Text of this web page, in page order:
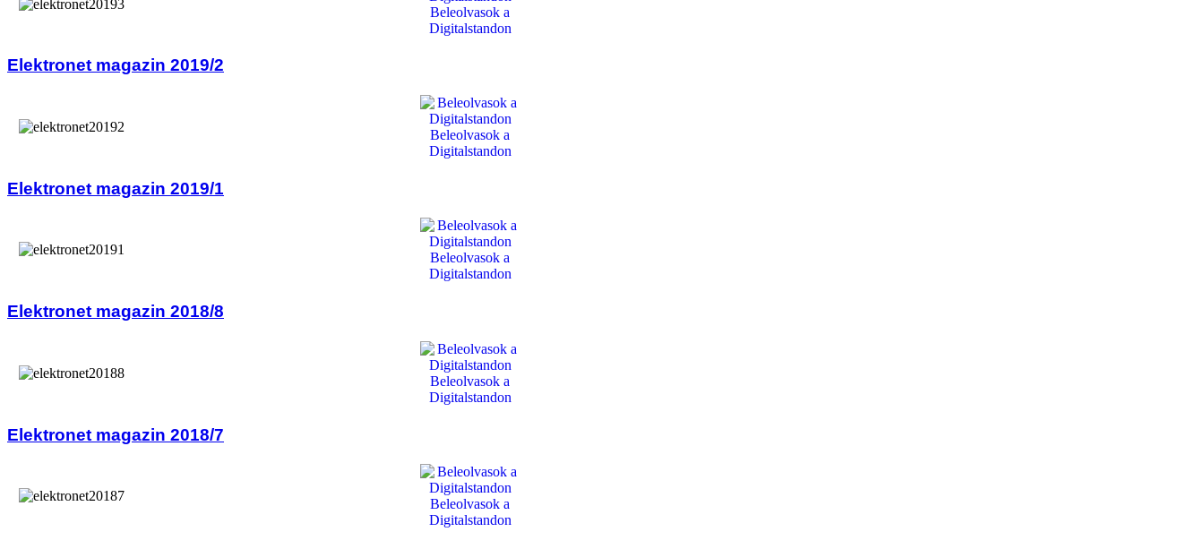
Beleolvasok a
Digitalstandon
Elektronet magazin 2019/2
Beleolvasok a
Digitalstandon
Elektronet magazin 2019/1
Beleolvasok a
Digitalstandon
Elektronet magazin 2018/8
Beleolvasok a
Digitalstandon
Elektronet magazin 2018/7
Beleolvasok a
Digitalstandon